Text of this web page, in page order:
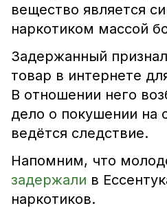
вещество является
наркотиком массой
Задержанный
товар в интернете
В отношении него
дело о покушении на
ведётся следствие.
Напомним, что
задержали в
наркотиков.